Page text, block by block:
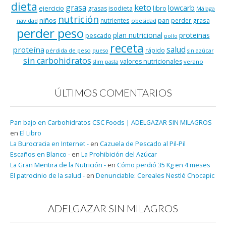
dieta ejercicio grasa grasasisodieta keto libro lowcarb Málaga
navidad niños nutrición nutrientes obesidad pan perder grasa
perder peso pescado plan nutricional pollo proteinas
proteína pérdida de peso queso receta rápido salud sin azúcar
sin carbohidratos slim pasta valores nutricionales verano
ÚLTIMOS COMENTARIOS
Pan bajo en Carbohidratos CSC Foods | ADELGAZAR SIN MILAGROS
en El Libro
La Burocracia en Internet - en Cazuela de Pescado al Pil-Pil
Escaños en Blanco - en La Prohibición del Azúcar
La Gran Mentira de la Nutrición - en Cómo perdió 35 Kg en 4 meses
El patrocinio de la salud - en Denunciable: Cereales Nestlé Chocapic
ADELGAZAR SIN MILAGROS